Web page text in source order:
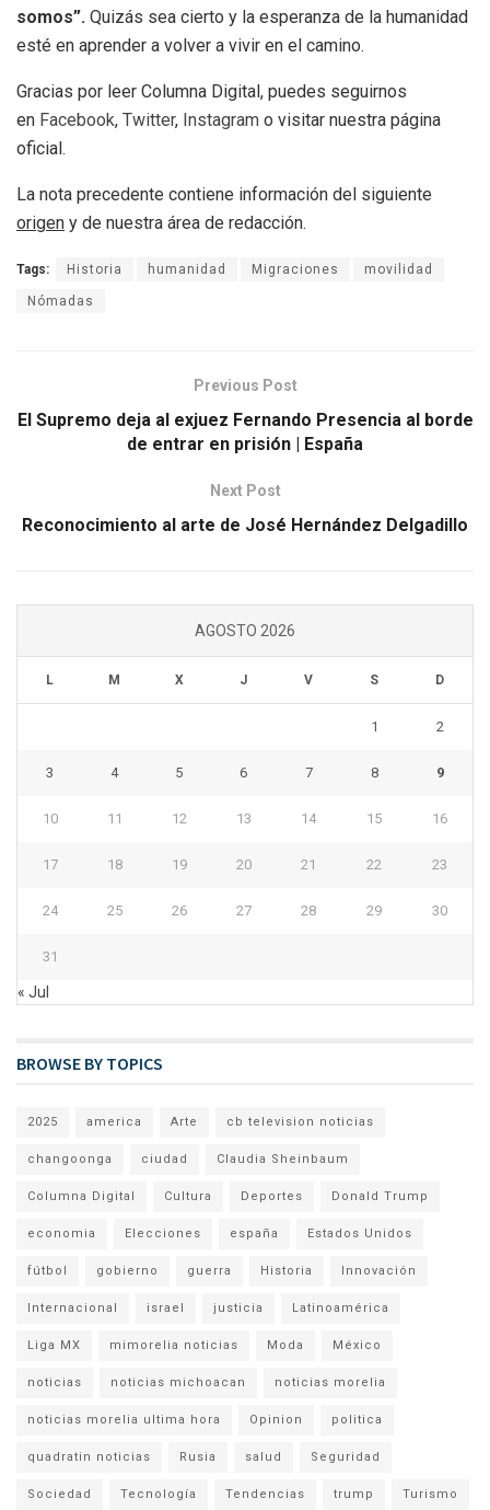
somos”. Quizás sea cierto y la esperanza de la humanidad
esté en aprender a volver a vivir en el camino.
Gracias por leer Columna Digital, puedes seguirnos
en Facebook, Twitter, Instagram o visitar nuestra página
oficial.
La nota precedente contiene información del siguiente
origen y de nuestra área de redacción.
Tags: Historia humanidad Migraciones movilidad
Nómadas
Previous Post
El Supremo deja al exjuez Fernando Presencia al borde
de entrar en prisión | España
Next Post
Reconocimiento al arte de José Hernández Delgadillo
AGOSTO 2026
L M X J V S D
1 2
3 4 5 6 7 8 9
10 11 12 13 14 15 16
17 18 19 20 21 22 23
24 25 26 27 28 29 30
31
« Jul
BROWSE BY TOPICS
2025 america Arte cb television noticias
changoonga ciudad Claudia Sheinbaum
Columna Digital Cultura Deportes Donald Trump
economia Elecciones españa Estados Unidos
fútbol gobierno guerra Historia Innovación
Internacional israel justicia Latinoamérica
Liga MX mimorelia noticias Moda México
noticias noticias michoacan noticias morelia
noticias morelia ultima hora Opinion politica
quadratin noticias Rusia salud Seguridad
Sociedad Tecnología Tendencias trump Turismo